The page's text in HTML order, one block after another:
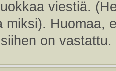
viestiä.
miksi). Huomaa,
on vastattu.